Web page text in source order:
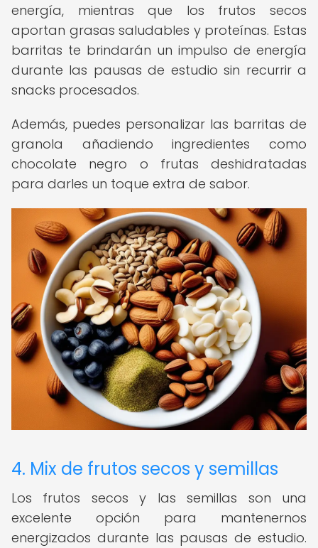
energía, mientras que los frutos secos
aportan grasas saludables y proteínas. Estas
barritas te brindarán un impulso de energía
durante las pausas de estudio sin recurrir a
snacks procesados.
Además, puedes personalizar las barritas de
granola añadiendo ingredientes como
chocolate negro o frutas deshidratadas
para darles un toque extra de sabor.
4. Mix de frutos secos y semillas
Los frutos secos y las semillas son una
excelente opción para mantenernos
energizados durante las pausas de estudio.